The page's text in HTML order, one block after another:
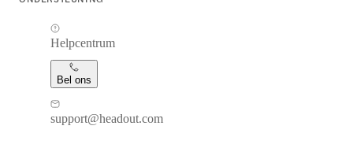
Helpcentrum
Bel ons
support@headout.com